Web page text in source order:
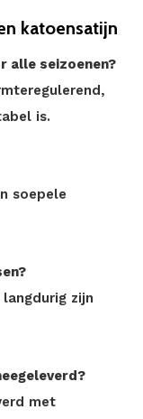
katoensatijn
alle seizoenen?
is.
soepele
zijn
met